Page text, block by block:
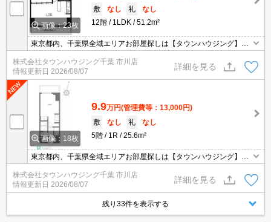
画像：23枚
敷
なし 礼
なし
12階
1LDK 51.2m²
東京都内、千葉県全域エリアお部屋探しは【タウンハウジング】に
お任せください！オンラインでご相談・ご見学・ご契約お手続きも
ご対応可能です。
株式会社タウンハウジング千葉 市川店
情報更新日 2026/08/07
詳細を見る
画像：18枚
9.9万円(管理費等：13,000円)
敷
なし 礼
なし
5階
1R 25.6m²
東京都内、千葉県全域エリアお部屋探しは【タウンハウジング】に
お任せください！オンラインでご相談・ご見学・ご契約お手続きも
ご対応可能です。
株式会社タウンハウジング千葉 市川店
情報更新日 2026/08/07
詳細を見る
残り33件を表示する